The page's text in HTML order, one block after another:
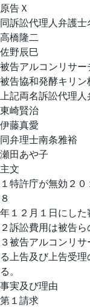
原告Ｘ
同訴訟代理人弁護士
高橋隆二
佐野辰巳
被告アルコンリサー
被告協和発酵キリン
上記両名訴訟代理
東崎賢治
伊藤真愛
同弁理士南条雅裕
瀬田あや子
主文
１特許庁が無効２
８
年１２月１日にした
２訴訟費用は被告ら
３被告アルコンリ
る上告及び上告受
る。
事実及び理由
第１請求